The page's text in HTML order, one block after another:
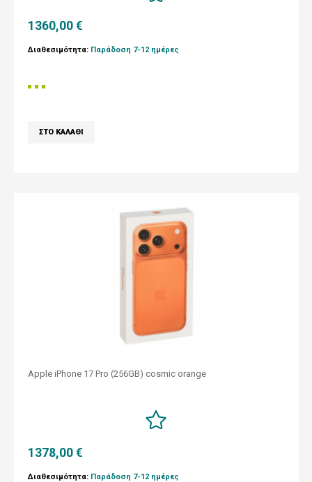
1360,00 €
Διαθεσιμότητα: Παράδοση 7-12 ημέρες
Apple iPhone 17 Pro (256GB) cosmic orange
1378,00 €
Διαθεσιμότητα: Παράδοση 7-12 ημέρες